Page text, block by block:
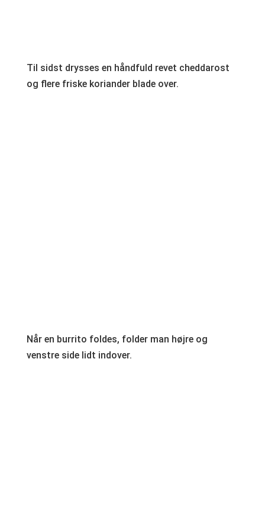
Til sidst drysses en håndfuld revet cheddarost
og flere friske koriander blade over.
Når en burrito foldes, folder man højre og
venstre side lidt indover.